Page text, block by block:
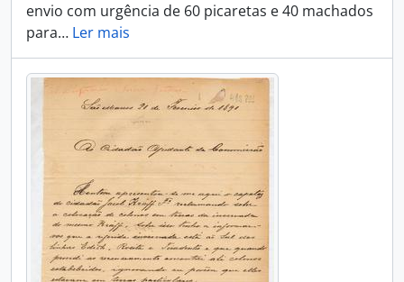
envio com urgência de 60 picaretas e 40 machados
para… Ler mais